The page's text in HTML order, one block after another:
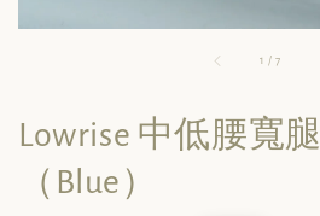
1 /7
Lowrise 中低腰寬
（Blue）